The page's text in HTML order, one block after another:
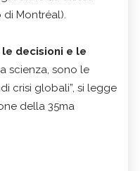
Montréal).
le decisioni e le
scienza, sono le
crisi globali”, si legge
della 35ma